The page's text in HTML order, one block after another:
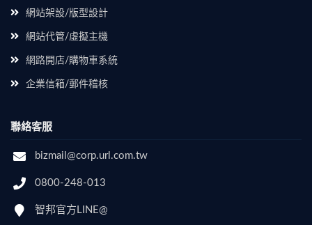
網站架設/版型設計
網站代管/虛擬主機
網路開店/購物車系統
企業信箱/郵件稽核
聯絡客服
bizmail@corp.url.com.tw
0800-248-013
智邦官方LINE@